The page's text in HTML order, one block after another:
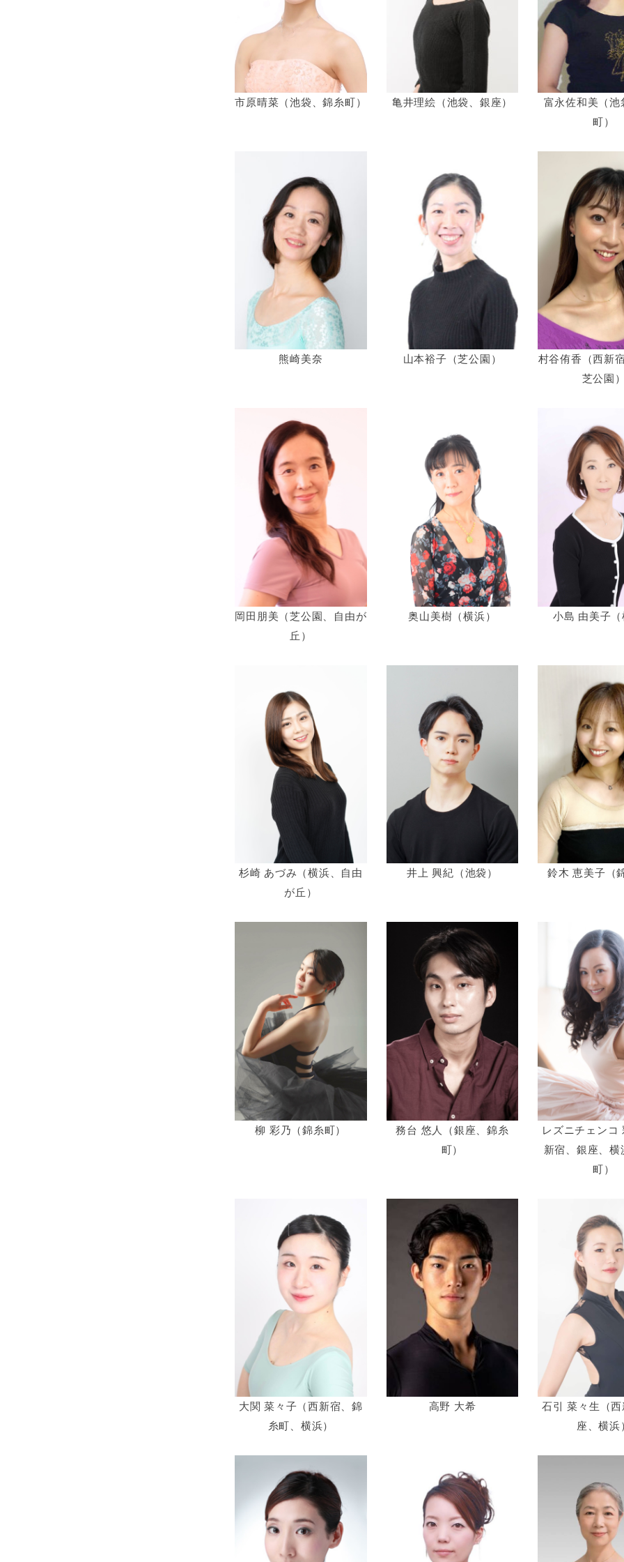
市原晴菜（池袋、錦糸町） 亀井理絵（池袋、銀座）
富永佐和美（池
町）
熊崎美奈 山本裕子（芝公園）
村谷侑香（西新
芝公園
岡田朋美（芝公園、自由が
丘）
奥山美樹（横浜） 小島 由美子
杉崎 あづみ（横浜、自由
が丘）
井上 興紀（池袋） 鈴木 恵美子（
柳 彩乃（錦糸町）
務台 悠人（銀座、錦糸
町）
レズニチェンコ
新宿、銀座、横
町）
大関 菜々子（西新宿、錦
糸町、横浜）
高野 大希
石引 菜々生（
座、横浜